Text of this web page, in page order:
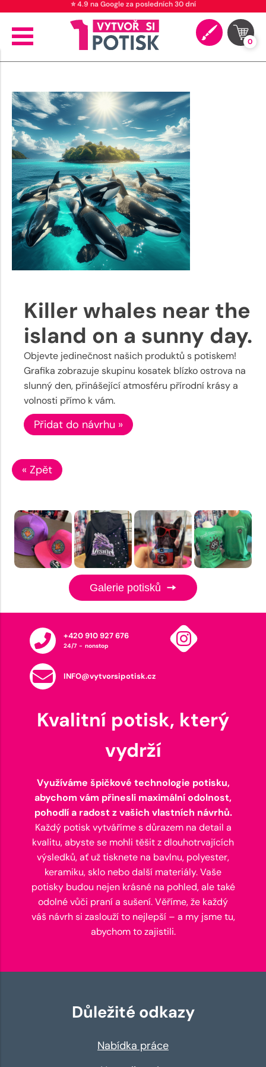
⭐ 4.9 na Google za posledních 30 dní
0
Killer whales near the
island on a sunny day.
Objevte jedinečnost našich produktů s potiskem!
Grafika zobrazuje skupinu kosatek blízko ostrova na
slunný den, přinášející atmosféru přírodní krásy a
volnosti přímo k vám.
Přidat do návrhu »
« Zpět
Galerie potisků
+420 910 927 676
24/7 - nonstop
INFO@vytvorsipotisk.cz
Kvalitní potisk, který
vydrží
Využíváme špičkové technologie potisku,
abychom vám přinesli maximální odolnost,
pohodlí a radost z vašich vlastních návrhů.
Každý potisk vytváříme s důrazem na detail a
kvalitu, abyste se mohli těšit z dlouhotrvajících
výsledků, ať už tisknete na bavlnu, polyester,
keramiku, sklo nebo další materiály. Vaše
potisky budou nejen krásné na pohled, ale také
odolné vůči praní a sušení. Věříme, že každý
váš návrh si zaslouží to nejlepší – a my jsme tu,
abychom to zajistili.
Důležité odkazy
Nabídka práce